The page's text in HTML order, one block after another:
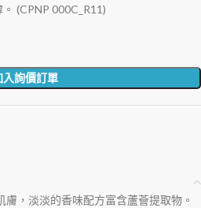
(CPNP 000C_R11)
入詢價訂單
，淡淡的香味配方富含蘆薈提取物。